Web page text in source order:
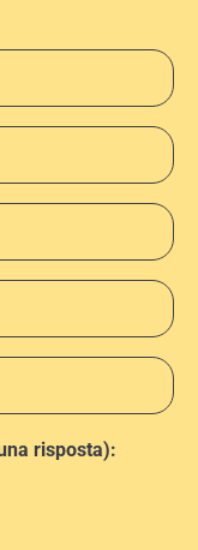
risposta):